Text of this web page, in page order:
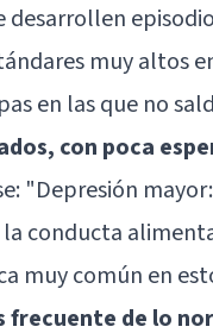
desarrollen
muy altos
en las que no
con poca
"Depresión
la conducta
muy común en
frecuente de lo